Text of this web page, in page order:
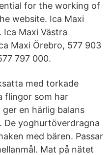
for the working of
website. Ica Maxi
Maxi Västra
Maxi Örebro, 577 903
797 000.
med torkade
flingor som har
en härlig balans
De yoghurtöverdragna
med bären. Passar
Mat på nätet